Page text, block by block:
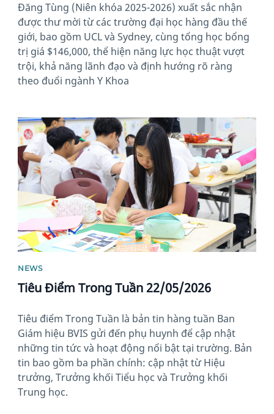
Đăng Tùng (Niên khóa 2025-2026) xuất sắc nhận
được thư mời từ các trường đại học hàng đầu thế
giới, bao gồm UCL và Sydney, cùng tổng học bổng
trị giá $146,000, thể hiện năng lực học thuật vượt
trội, khả năng lãnh đạo và định hướng rõ ràng
theo đuổi ngành Y Khoa
News image
NEWS
Tiêu Điểm Trong Tuần 22/05/2026
Tiêu điểm Trong Tuần là bản tin hàng tuần Ban
Giám hiệu BVIS gửi đến phụ huynh để cập nhật
những tin tức và hoạt động nổi bật tại trường. Bản
tin bao gồm ba phần chính: cập nhật từ Hiệu
trưởng, Trưởng khối Tiểu học và Trưởng khối
Trung học.